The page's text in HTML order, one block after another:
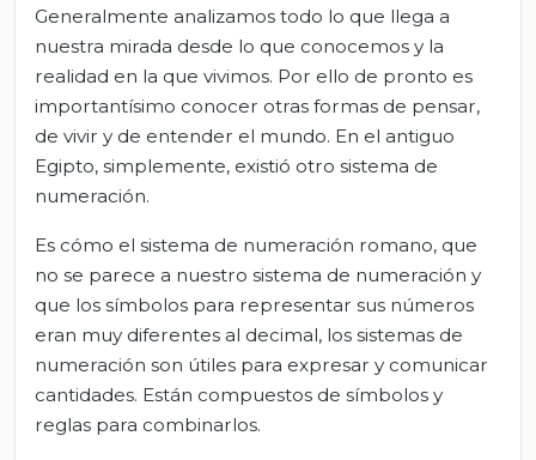
Generalmente analizamos todo lo que llega a
nuestra mirada desde lo que conocemos y la
realidad en la que vivimos. Por ello de pronto es
importantísimo conocer otras formas de pensar,
de vivir y de entender el mundo. En el antiguo
Egipto, simplemente, existió otro sistema de
numeración.
Es cómo el sistema de numeración romano, que
no se parece a nuestro sistema de numeración y
que los símbolos para representar sus números
eran muy diferentes al decimal, los sistemas de
numeración son útiles para expresar y comunicar
cantidades. Están compuestos de símbolos y
reglas para combinarlos.